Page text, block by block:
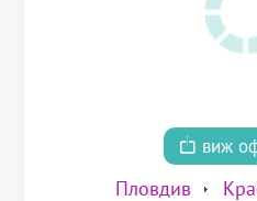
виж
Пловдив